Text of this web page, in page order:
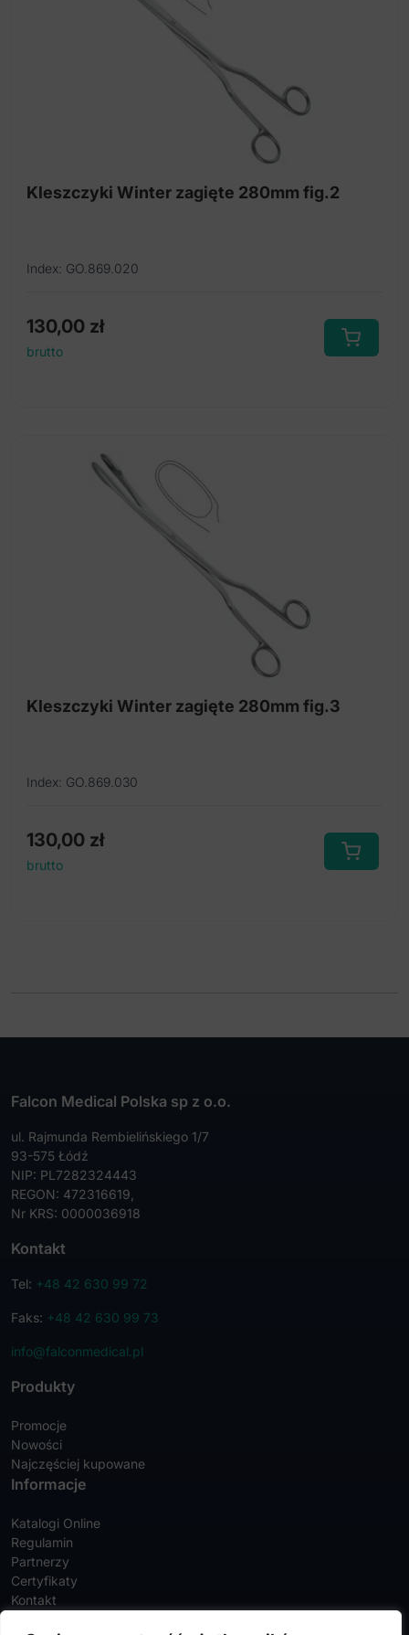
Kleszczyki Winter zagięte 280mm fig.2
Index: GO.869.020
130,00 zł
brutto
Kleszczyki Winter zagięte 280mm fig.3
Index: GO.869.030
130,00 zł
brutto
Falcon Medical Polska sp z o.o.
ul. Rajmunda Rembielińskiego 1/7
93-575 Łódź
NIP: PL7282324443
REGON: 472316619,
Nr KRS: 0000036918
Kontakt
Tel: +48 42 630 99 72
Faks: +48 42 630 99 73
info@falconmedical.pl
Produkty
Promocje
Nowości
Najczęściej kupowane
Informacje
Katalogi Online
Regulamin
Partnerzy
Certyfikaty
Kontakt